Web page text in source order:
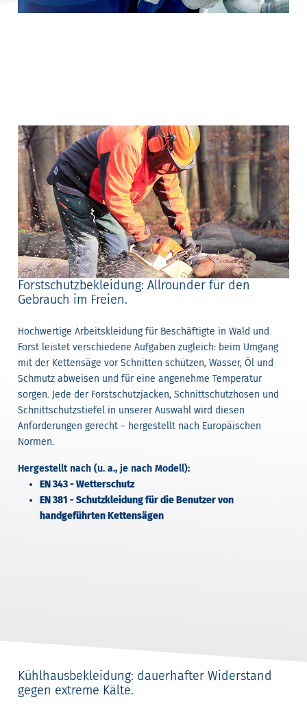
Forstschutzbekleidung: Allrounder für den
Gebrauch im Freien.
Hochwertige Arbeitskleidung für Beschäftigte in Wald und
Forst leistet verschiedene Aufgaben zugleich: beim Umgang
mit der Kettensäge vor Schnitten schützen, Wasser, Öl und
Schmutz abweisen und für eine angenehme Temperatur
sorgen. Jede der Forstschutzjacken, Schnittschutzhosen und
Schnittschutzstiefel in unserer Auswahl wird diesen
Anforderungen gerecht – hergestellt nach Europäischen
Normen.
Hergestellt nach (u. a., je nach Modell):
EN 343 - Wetterschutz
EN 381 - Schutzkleidung für die Benutzer von
handgeführten Kettensägen
Kühlhausbekleidung: dauerhafter Widerstand
gegen extreme Kälte.